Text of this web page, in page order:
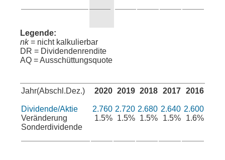
Legende:
nk= nicht kalkulierbar
DR = Dividendenrendite
AQ = Ausschüttungsquote
Jahr(Abschl.Dez.)
Dividende/Aktie
Veränderung
Sonderdividende
2020
2.760
1.5%
2019
2.720
1.5%
2018
2.680
1.5%
2017
2.640
1.5%
2016
2.600
1.6%